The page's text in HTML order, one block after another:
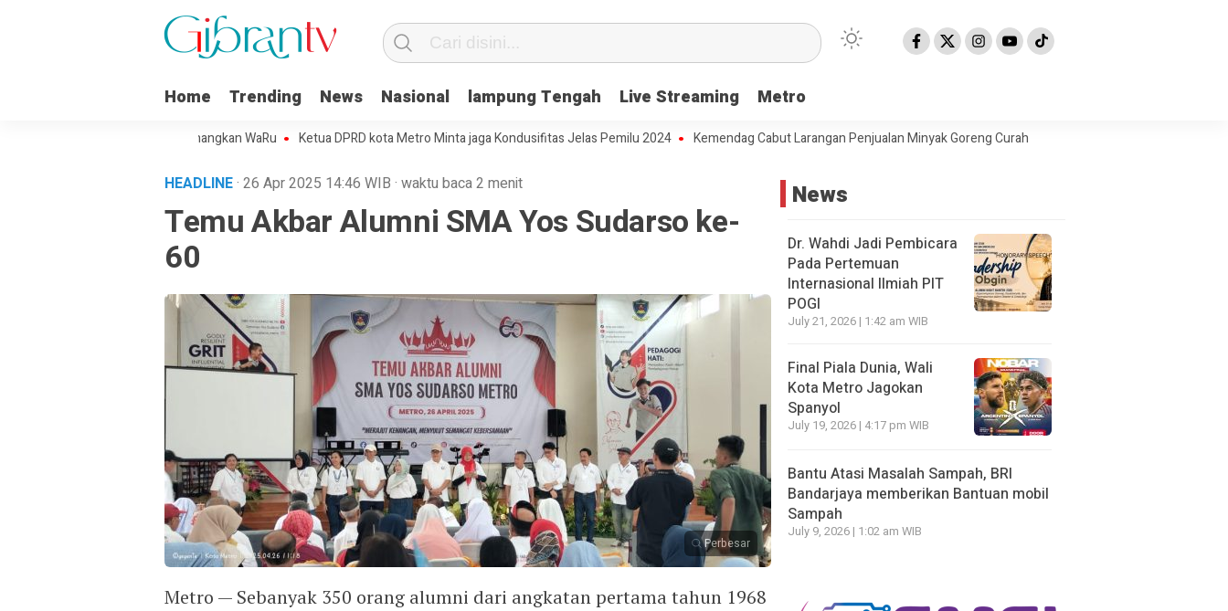
Home Trending News Nasional lampung Tengah Live Streaming Metro
Kota Metro Sepakat Menangkan WaRu Ketua DPRD kota Metro Minta jaga Kondusifitas Jelas Pemilu 2024 Kemendag Cabut Larangan Penjualan Minyak Goreng Curah Berita Populer: Uji Coba Gage ke
HEADLINE· 26 Apr 2025 14:46 WIB · waktu baca 2 menit
Temu Akbar Alumni SMA Yos Sudarso ke-
60
Perbesar
Metro — Sebanyak 350 orang alumni dari angkatan pertama tahun 1968
News
Dr. Wahdi Jadi Pembicara
Pada Pertemuan
Internasional Ilmiah PIT
POGI
July 21, 2026 | 1:42 am WIB
Final Piala Dunia, Wali
Kota Metro Jagokan
Spanyol
July 19, 2026 | 4:17 pm WIB
Bantu Atasi Masalah Sampah, BRI
Bandarjaya memberikan Bantuan mobil
Sampah
July 9, 2026 | 1:02 am WIB